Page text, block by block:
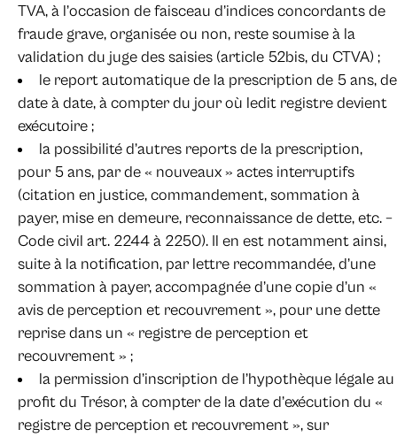
TVA, à l’occasion de faisceau d’indices concordants de
fraude grave, organisée ou non, reste soumise à la
validation du juge des saisies (article 52bis, du CTVA) ;
le report automatique de la prescription de 5 ans, de
date à date, à compter du jour où ledit registre devient
exécutoire ;
la possibilité d’autres reports de la prescription,
pour 5 ans, par de « nouveaux » actes interruptifs
(citation en justice, commandement, sommation à
payer, mise en demeure, reconnaissance de dette, etc. –
Code civil art. 2244 à 2250). Il en est notamment ainsi,
suite à la notification, par lettre recommandée, d’une
sommation à payer, accompagnée d’une copie d’un «
avis de perception et recouvrement », pour une dette
reprise dans un « registre de perception et
recouvrement » ;
la permission d’inscription de l’hypothèque légale au
profit du Trésor, à compter de la date d’exécution du «
registre de perception et recouvrement », sur